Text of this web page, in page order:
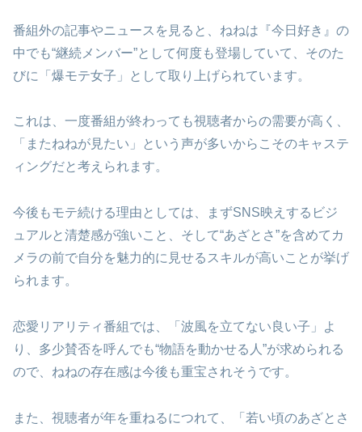
番組外の記事やニュースを見ると、ねねは『今日好き』の
中でも“継続メンバー”として何度も登場していて、そのた
びに「爆モテ女子」として取り上げられています。
これは、一度番組が終わっても視聴者からの需要が高く、
「またねねが見たい」という声が多いからこそのキャステ
ィングだと考えられます。
今後もモテ続ける理由としては、まずSNS映えするビジ
ュアルと清楚感が強いこと、そして“あざとさ”を含めてカ
メラの前で自分を魅力的に見せるスキルが高いことが挙げ
られます。
恋愛リアリティ番組では、「波風を立てない良い子」よ
り、多少賛否を呼んでも“物語を動かせる人”が求められる
ので、ねねの存在感は今後も重宝されそうです。
また、視聴者が年を重ねるにつれて、「若い頃のあざとさ